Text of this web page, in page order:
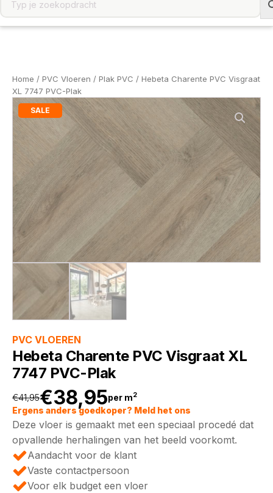
Home / PVC Vloeren / Plak PVC / Hebeta Charente PVC Visgraat
XL 7747 PVC-Plak
SALE
PVC VLOEREN
Hebeta Charente PVC Visgraat XL
7747 PVC-Plak
€41,95
Oorspronkelijke
prijs
was:
€38,95
Huidige
prijs
is:
per m2
Ergens anders goedkoper? Meld het ons
Deze vloer is gemaakt met een speciaal procedé dat
opvallende herhalingen van het beeld voorkomt.
Aandacht voor de klant
Vaste contactpersoon
Voor elk budget een vloer